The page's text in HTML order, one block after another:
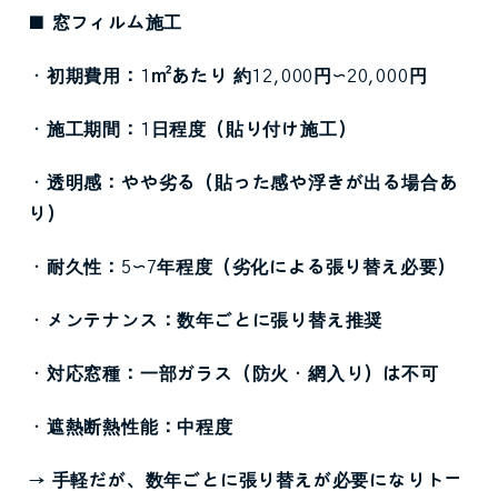
窓フィルム施工
・初期費用： 1 ㎡あたり 約12,000 円〜20,000 円
・施工期間： 1 日程度（貼り付け施工）
・透明感：やや劣る（貼った感や浮きが出る場合あ
り）
・耐久性： 5〜7年程度（劣化による張り替え必要）
・メンテナンス：数年ごとに張り替え推奨
・対応窓種：一部ガラス（防火・網入り）は不可
・遮熱断熱性能：中程度
→ 手軽だが、数年ごとに張り替えが必要になりトー